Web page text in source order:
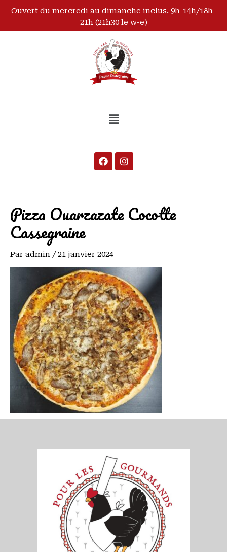
Ouvert du mercredi au dimanche inclus. 9h-14h/18h-
21h (21h30 le w-e)
Pizza Ouarzazate Cocotte
Cassegraine
Par admin /21 janvier 2024